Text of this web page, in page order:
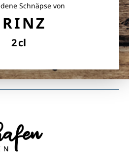
Schnäpse von
2 cl